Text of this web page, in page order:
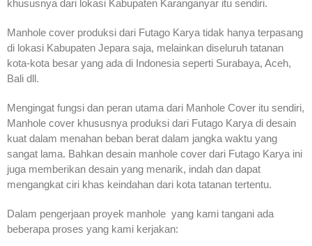
khususnya dari lokasi Kabupaten Karanganyar itu sendiri.
Manhole cover produksi dari Futago Karya tidak hanya terpasang
di lokasi Kabupaten Jepara saja, melainkan diseluruh tatanan
kota-kota besar yang ada di Indonesia seperti Surabaya, Aceh,
Bali dll.
Mengingat fungsi dan peran utama dari Manhole Cover itu sendiri,
Manhole cover khususnya produksi dari Futago Karya di desain
kuat dalam menahan beban berat dalam jangka waktu yang
sangat lama. Bahkan desain manhole cover dari Futago Karya ini
juga memberikan desain yang menarik, indah dan dapat
mengangkat ciri khas keindahan dari kota tatanan tertentu.
Dalam pengerjaan proyek manhole yang kami tangani ada
beberapa proses yang kami kerjakan: